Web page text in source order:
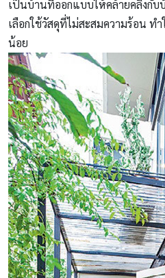
เป็นบ้านที่ออกแบบให้คล้ายคลึงกับ
เลือกใช้วัสดุที่ไม่สะสมความร้อน ท
น้อย